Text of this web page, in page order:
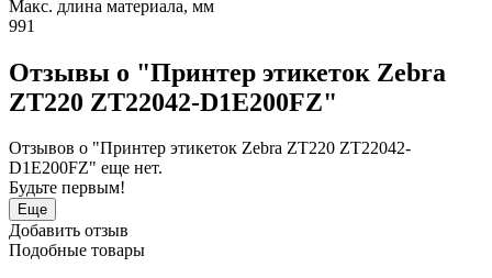
Макс. длина материала, мм
991
Отзывы о "Принтер этикеток Zebra
ZT220 ZT22042-D1E200FZ"
Отзывов о "Принтер этикеток Zebra ZT220 ZT22042-
D1E200FZ" еще нет.
Будьте первым!
Еще
Добавить отзыв
Подобные товары